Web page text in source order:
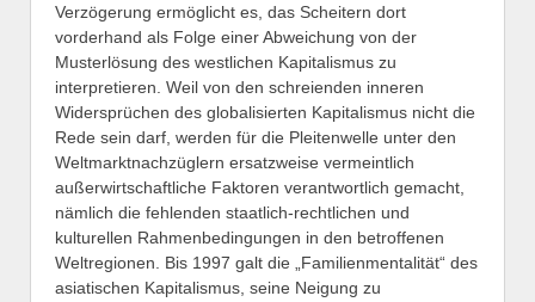
Verzögerung ermöglicht es, das Scheitern dort
vorderhand als Folge einer Abweichung von der
Musterlösung des westlichen Kapitalismus zu
interpretieren. Weil von den schreienden inneren
Widersprüchen des globalisierten Kapitalismus nicht die
Rede sein darf, werden für die Pleitenwelle unter den
Weltmarktnachzüglern ersatzweise vermeintlich
außerwirtschaftliche Faktoren verantwortlich gemacht,
nämlich die fehlenden staatlich-rechtlichen und
kulturellen Rahmenbedingungen in den betroffenen
Weltregionen. Bis 1997 galt die „Familienmentalität“ des
asiatischen Kapitalismus, seine Neigung zu